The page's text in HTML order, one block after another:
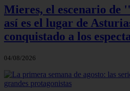
Mieres, el escenario de
así es el lugar de
conquistado a los
04/08/2026